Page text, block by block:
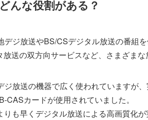
んな役割がある？
デジ放送やBS/CSデジタル放送の番組
送の双方向サービスなど、さまざまな
ジ放送の機器で広く使われていますが
CASカードが使用されていました。
も早くデジタル放送による高画質化